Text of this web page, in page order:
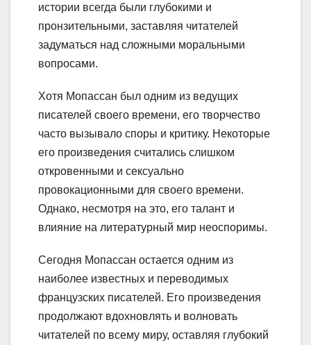
истории всегда были глубокими и
пронзительными, заставляя читателей
задуматься над сложными моральными
вопросами.
Хотя Мопассан был одним из ведущих
писателей своего времени, его творчество
часто вызывало споры и критику. Некоторые
его произведения считались слишком
откровенными и сексуально
провокационными для своего времени.
Однако, несмотря на это, его талант и
влияние на литературный мир неоспоримы.
Сегодня Мопассан остается одним из
наиболее известных и переводимых
французских писателей. Его произведения
продолжают вдохновлять и волновать
читателей по всему миру, оставляя глубокий